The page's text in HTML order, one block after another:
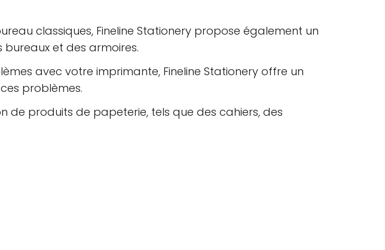
classiques, Fineline Stationery propose également un
et des armoires.
avec votre imprimante, Fineline Stationery offre un
problèmes.
de produits de papeterie, tels que des cahiers, des